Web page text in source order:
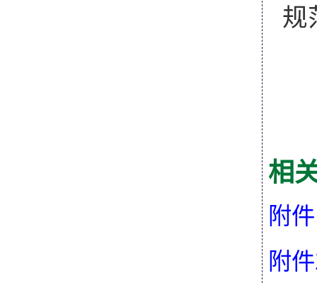
规
相
附
附